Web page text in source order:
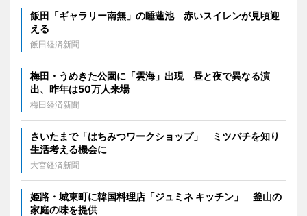
飯田「ギャラリー南無」の睡蓮池 赤いスイレンが見頃迎
える
飯田経済新聞
梅田・うめきた公園に「雲海」出現 昼と夜で異なる演
出、昨年は50万人来場
梅田経済新聞
さいたまで「はちみつワークショップ」 ミツバチを知り
生活考える機会に
大宮経済新聞
姫路・城東町に韓国料理店「ジュミネ キッチン」 釜山の
家庭の味を提供